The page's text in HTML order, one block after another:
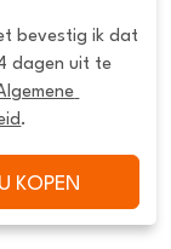
bevestig ik dat
dagen uit te
.
KOPEN